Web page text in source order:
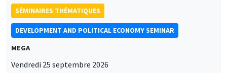
SÉMINAIRES THÉMATIQUES
DEVELOPMENT AND POLITICAL ECONOMY SEMINAR
MEGA
Vendredi 25 septembre 2026